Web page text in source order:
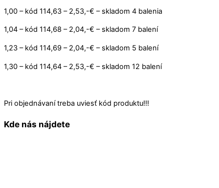
1,00 – kód 114,63 – 2,53,-€ – skladom 4 balenia
1,04 – kód 114,68 – 2,04,-€ – skladom 7 balení
1,23 – kód 114,69 – 2,04,-€ – skladom 5 balení
1,30 – kód 114,64 – 2,53,-€ – skladom 12 balení
Pri objednávaní treba uviesť kód produktu!!!
Kde nás nájdete